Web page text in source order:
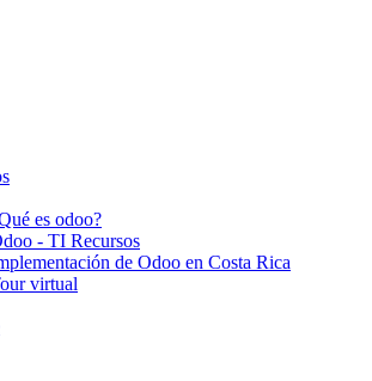
es odoo?
- TI Recursos
de Odoo en Costa Rica
virtual